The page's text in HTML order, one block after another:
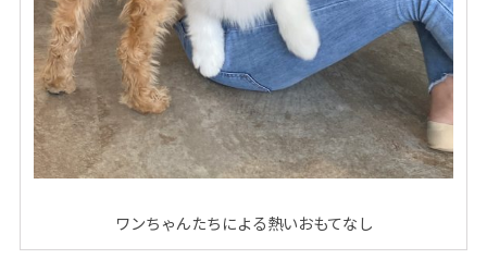
ワンちゃんたちによる熱いおもてなし